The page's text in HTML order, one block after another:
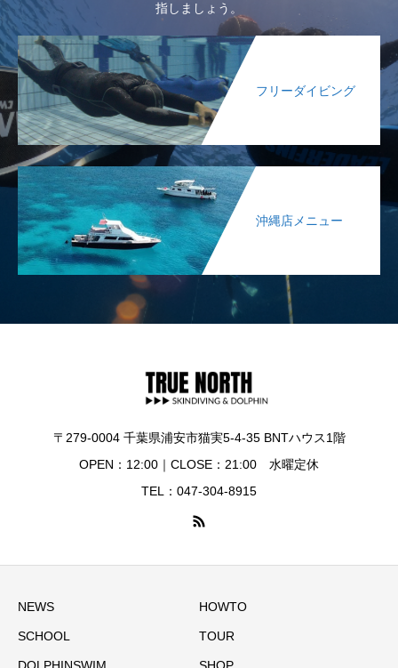
指しましょう。
フリーダイビング
沖縄店メニュー
〒279-0004 千葉県浦安市猫実5-4-35 BNTハウス1階
OPEN：12:00｜CLOSE：21:00 水曜定休
TEL：047-304-8915
NEWS HOWTO
SCHOOL TOUR
DOLPHINSWIM SHOP